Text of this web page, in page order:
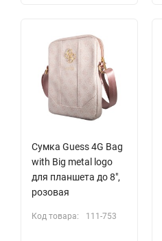
Сумка Guess 4G Bag
with Big metal logo
для планшета до 8",
розовая
Код товара: 111-753